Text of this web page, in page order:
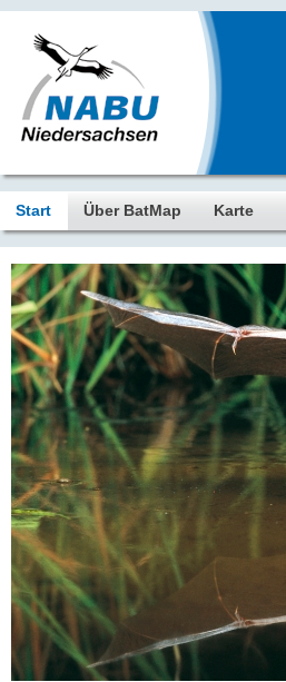
Start Über BatMap Karte